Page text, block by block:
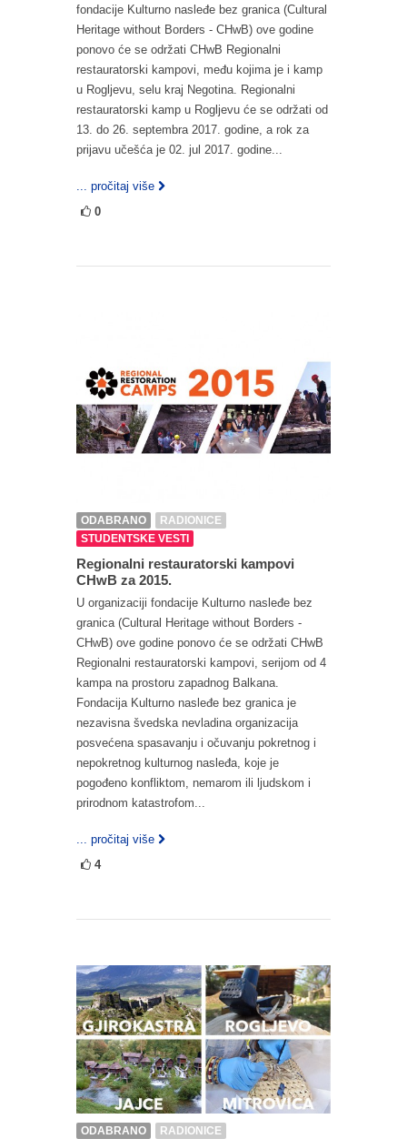
fondacije Kulturno nasleđe bez granica (Cultural
Heritage without Borders - CHwB) ove godine
ponovo će se održati CHwB Regionalni
restauratorski kampovi, među kojima je i kamp
u Rogljevu, selu kraj Negotina. Regionalni
restauratorski kamp u Rogljevu će se održati od
13. do 26. septembra 2017. godine, a rok za
prijavu učešća je 02. jul 2017. godine...
... pročitaj više
0
ODABRANO
RADIONICE
STUDENTSKE VESTI
Regionalni restauratorski kampovi
CHwB za 2015.
U organizaciji fondacije Kulturno nasleđe bez
granica (Cultural Heritage without Borders -
CHwB) ove godine ponovo će se održati CHwB
Regionalni restauratorski kampovi, serijom od 4
kampa na prostoru zapadnog Balkana.
Fondacija Kulturno nasleđe bez granica je
nezavisna švedska nevladina organizacija
posvećena spasavanju i očuvanju pokretnog i
nepokretnog kulturnog nasleđa, koje je
pogođeno konfliktom, nemarom ili ljudskom i
prirodnom katastrofom...
... pročitaj više
4
ODABRANO
RADIONICE